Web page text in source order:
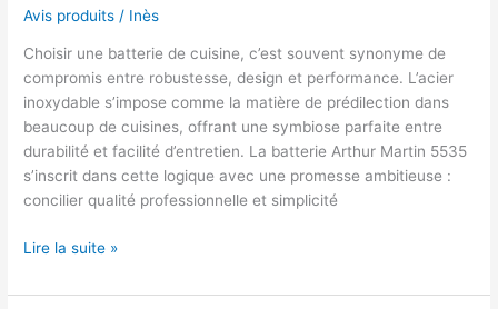
!
Avis produits / Inès
Choisir une batterie de cuisine, c’est souvent synonyme de
compromis entre robustesse, design et performance. L’acier
inoxydable s’impose comme la matière de prédilection dans
beaucoup de cuisines, offrant une symbiose parfaite entre
durabilité et facilité d’entretien. La batterie Arthur Martin 5535
s’inscrit dans cette logique avec une promesse ambitieuse :
concilier qualité professionnelle et simplicité
Test
avis
Lire la suite »